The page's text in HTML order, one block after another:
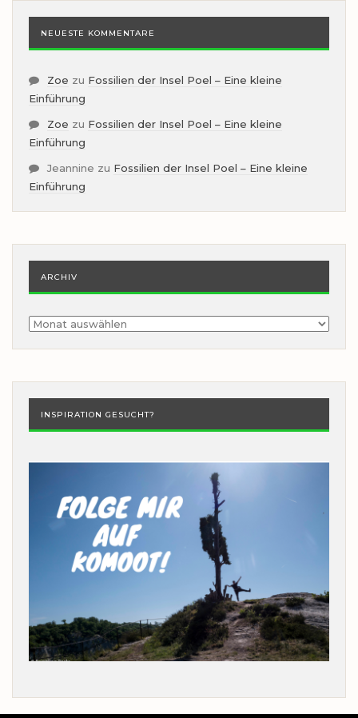
NEUESTE KOMMENTARE
Zoe zu Fossilien der Insel Poel – Eine kleine
Einführung
Zoe zu Fossilien der Insel Poel – Eine kleine
Einführung
Jeannine zu Fossilien der Insel Poel – Eine kleine
Einführung
ARCHIV
Archiv
INSPIRATION GESUCHT?